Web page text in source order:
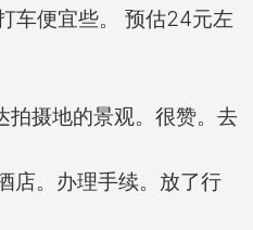
车便宜些。 预估24元左
拍摄地的景观。很赞。去
店。办理手续。放了行